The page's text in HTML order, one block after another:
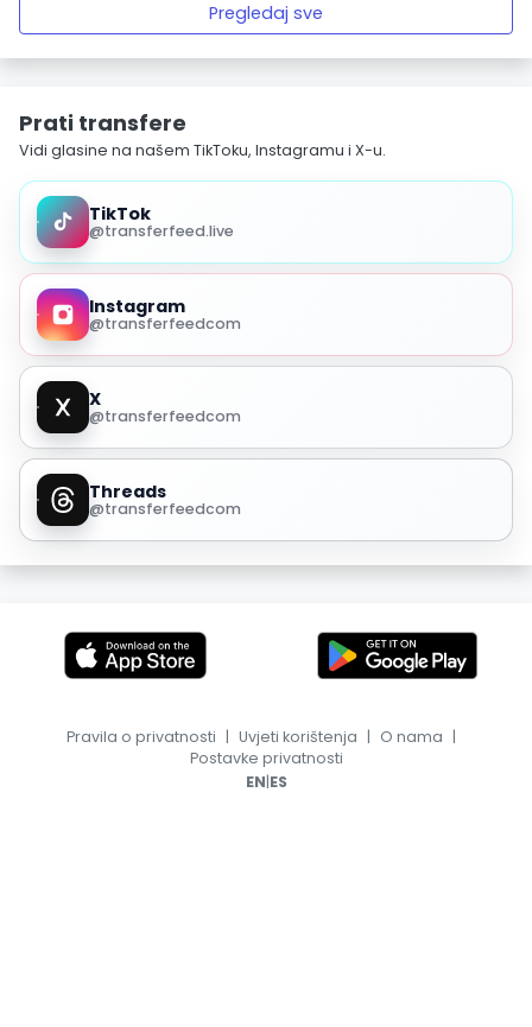
Pregledaj sve
Prati transfere
Vidi glasine na našem TikToku, Instagramu i X-u.
TikTok
@transferfeed.live
Instagram
@transferfeedcom
X
@transferfeedcom
Threads
@transferfeedcom
Pravila o privatnosti | Uvjeti korištenja | O nama |
Postavke privatnosti
EN|ES